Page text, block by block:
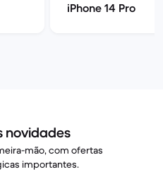
iPhone 14 Pro
novidades
mão, com ofertas
importantes.